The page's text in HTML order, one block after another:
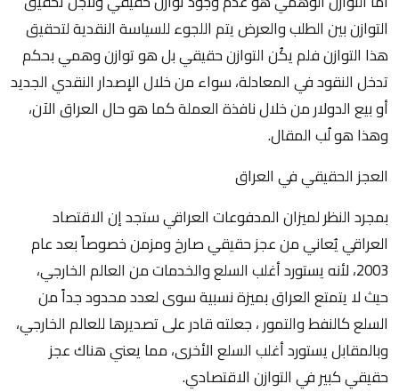
التوازن بين الطلب والعرض يتم اللجوء للسياسة النقدية لتحقيق
هذا التوازن فلم يكُن التوازن حقيقي بل هو توازن وهمي بحكم
تدخل النقود في المعادلة، سواء من خلال الإصدار النقدي الجديد
أو بيع الدولار من خلال نافذة العملة كما هو حال العراق الآن،
وهذا هو لُب المقال.
العجز الحقيقي في العراق
بمجرد النظر لميزان المدفوعات العراقي ستجد إن الاقتصاد
العراقي يُعاني من عجز حقيقي صارخ ومزمن خصوصاً بعد عام
2003، لأنه يستورد أغلب السلع والخدمات من العالم الخارجي،
حيث لا يتمتع العراق بميزة نسبية سوى لعدد محدود جداً من
السلع كالنفط والتمور ، جعلته قادر على تصديرها للعالم الخارجي،
وبالمقابل يستورد أغلب السلع الأخرى، مما يعني هناك عجز
حقيقي كبير في التوازن الاقتصادي.